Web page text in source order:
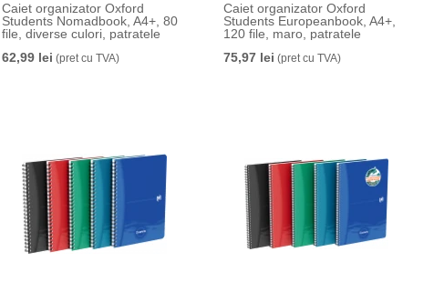
Caiet organizator Oxford
Students Nomadbook, A4+, 80
file, diverse culori, patratele
62,99 lei (pret cu TVA)
Caiet organizator Oxford
Students Europeanbook, A4+,
120 file, maro, patratele
75,97 lei (pret cu TVA)